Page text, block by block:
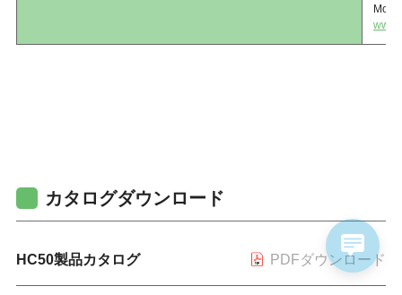
カタログダウンロード
HC50製品カタログ PDFダウンロード